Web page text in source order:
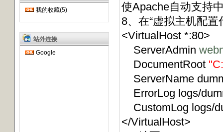
我的收藏(5)
站外连接
Google
使Apache自动支持
8、在“虚拟主机配
<VirtualHost *:80>
ServerAdmin
DocumentRoot
ServerName
ErrorLog logs/
CustomLog logs/
</VirtualHost>